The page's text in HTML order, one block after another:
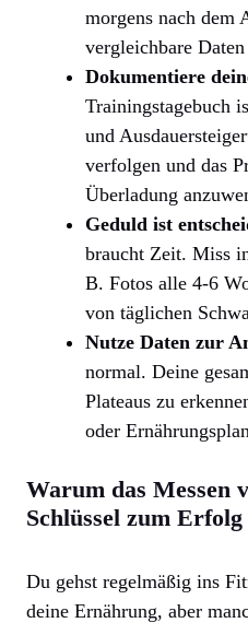
morgens nach dem
vergleichbare
Dokumentiere
Trainingstagebuch
und
verfolgen und das
Überladung
Geduld ist
braucht Zeit. Miss
B. Fotos alle 4-6
von täglichen
Nutze Daten zur
normal. Deine
Plateaus zu
oder
Warum das Messen
Schlüssel zum
Du gehst regelmäßig ins
deine Ernährung, aber